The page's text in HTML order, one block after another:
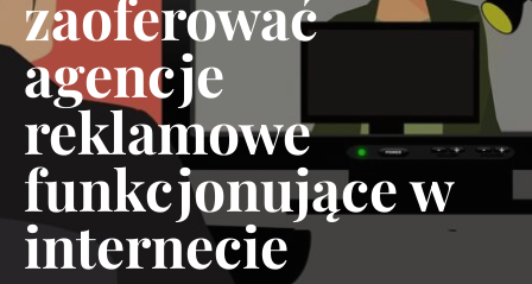
zaoferować
agencje
reklamowe
funkcjonujące w
internecie